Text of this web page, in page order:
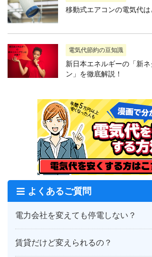
移動式エアコンの電気代は
電気代節約の豆知識
新日本エネルギーの「新
ン」を徹底解説！
よくあるご質問
電力会社を変えても停電しない？
賃貸だけど変えられるの？